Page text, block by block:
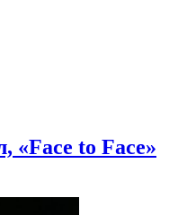
«Face to Face»